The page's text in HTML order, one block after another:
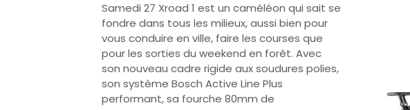
Samedi 27 Xroad 1 est un caméléon qui sait se
fondre dans tous les milieux, aussi bien pour
vous conduire en ville, faire les courses que
pour les sorties du weekend en forêt. Avec
son nouveau cadre rigide aux soudures polies,
son système Bosch Active Line Plus
performant, sa fourche 80mm de